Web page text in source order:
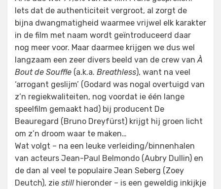
Iets dat de authenticiteit vergroot, al zorgt de
bijna dwangmatigheid waarmee vrijwel elk karakter
in de film met naam wordt geïntroduceerd daar
nog meer voor. Maar daarmee krijgen we dus wel
langzaam een zeer divers beeld van de crew vanÀ
Bout de Souffle (a.k.a. Breathless), want na veel
‘arrogant geslijm’ (Godard was nogal overtuigd van
z’n regiekwaliteiten, nog voordat ie één lange
speelfilm gemaakt had) bij producent De
Beauregard (Bruno Dreyfürst) krijgt hij groen licht
om z’n droom waar te maken…
Wat volgt – na een leuke verleiding/binnenhalen
van acteurs Jean-Paul Belmondo (Aubry Dullin) en
de dan al veel te populaire Jean Seberg (Zoey
Deutch), zie still hieronder – is een geweldig inkijkje